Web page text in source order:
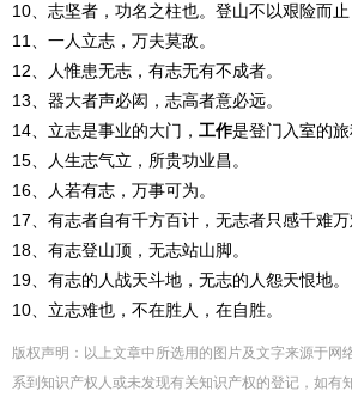
10、志坚者，功名之柱也。登山不以艰险而止
11、一人立志，万夫莫敌。
12、人惟患无志，有志无有不成者。
13、器大者声必闳，志高者意必远。
14、立志是事业的大门， 工作是登门入室的旅
15、人生志气立，所贵功业昌。
16、人若有志，万事可为。
17、有志者自有千方百计，无志者只感千难万
18、有志登山顶，无志站山脚。
19、有志的人战天斗地，无志的人怨天恨地。
10、立志难也，不在胜人，在自胜。
版权声明：以上文章中所选用的图片及文字来源于网
系到知识产权人或未发现有关知识产权的登记，如有